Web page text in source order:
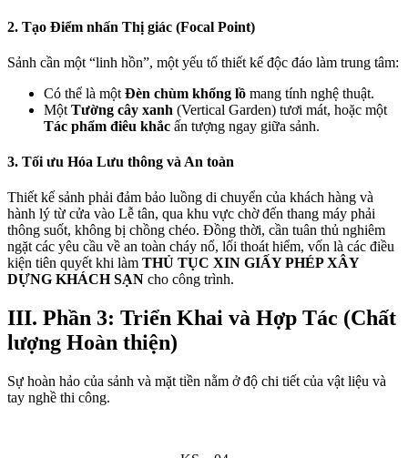
2. Tạo Điểm nhấn Thị giác (Focal Point)
Sảnh cần một “linh hồn”, một yếu tố thiết kế độc đáo làm trung tâm:
Có thể là một Đèn chùm khổng lồ mang tính nghệ thuật.
Một Tường cây xanh (Vertical Garden) tươi mát, hoặc một
Tác phẩm điêu khắc ấn tượng ngay giữa sảnh.
3. Tối ưu Hóa Lưu thông và An toàn
Thiết kế sảnh phải đảm bảo luồng di chuyển của khách hàng và
hành lý từ cửa vào Lễ tân, qua khu vực chờ đến thang máy phải
thông suốt, không bị chồng chéo. Đồng thời, cần tuân thủ nghiêm
ngặt các yêu cầu về an toàn cháy nổ, lối thoát hiểm, vốn là các điều
kiện tiên quyết khi làm THỦ TỤC XIN GIẤY PHÉP XÂY
DỰNG KHÁCH SẠN cho công trình.
III. Phần 3: Triển Khai và Hợp Tác (Chất
lượng Hoàn thiện)
Sự hoàn hảo của sảnh và mặt tiền nằm ở độ chi tiết của vật liệu và
tay nghề thi công.